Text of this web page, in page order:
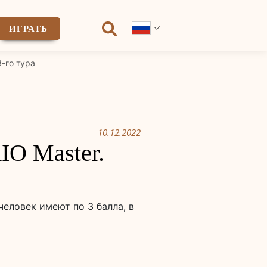
ИГРАТЬ
го тура
10.12.2022
Master.
имеют по 3 балла, в